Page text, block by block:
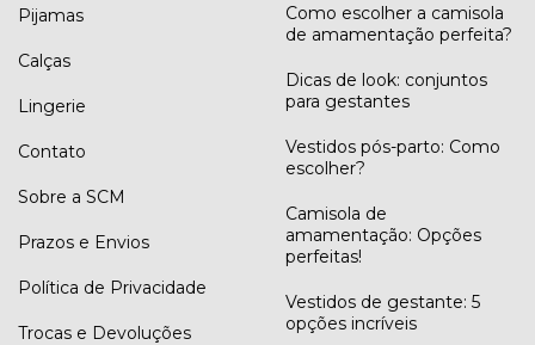
Pijamas
Calças
Lingerie
Contato
Sobre a SCM
Prazos e Envios
Política de Privacidade
Trocas e Devoluções
Como escolher a camisola
de amamentação perfeita?
Dicas de look: conjuntos
para gestantes
Vestidos pós-parto: Como
escolher?
Camisola de
amamentação: Opções
perfeitas!
Vestidos de gestante: 5
opções incríveis